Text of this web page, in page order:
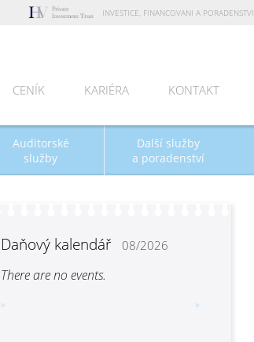
INVESTICE, FINANCOVANI A PORADENSTVI
CENÍK KARIÉRA KONTAKT
Auditorské
služby
Další služby
a poradenství
Daňový kalendář 08/2026
There are no events.
»
»